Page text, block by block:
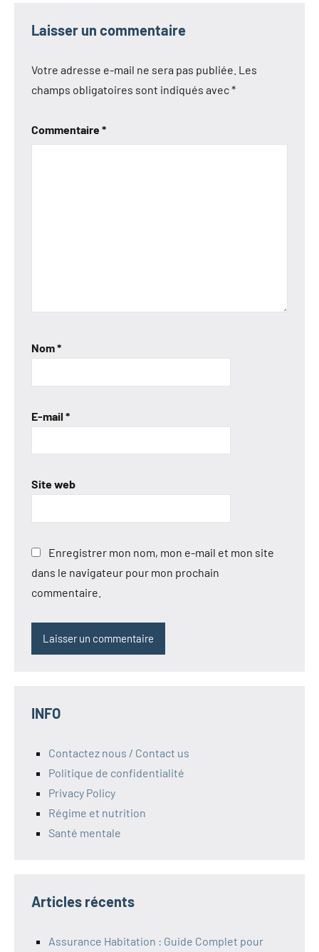
Laisser un commentaire
Votre adresse e-mail ne sera pas publiée. Les
champs obligatoires sont indiqués avec*
Commentaire*
Nom*
E-mail *
Site web
Enregistrer mon nom, mon e-mail et mon site
dans le navigateur pour mon prochain
commentaire.
INFO
Contactez nous / Contact us
Politique de confidentialité
Privacy Policy
Régime et nutrition
Santé mentale
Articles récents
Assurance Habitation : Guide Complet pour